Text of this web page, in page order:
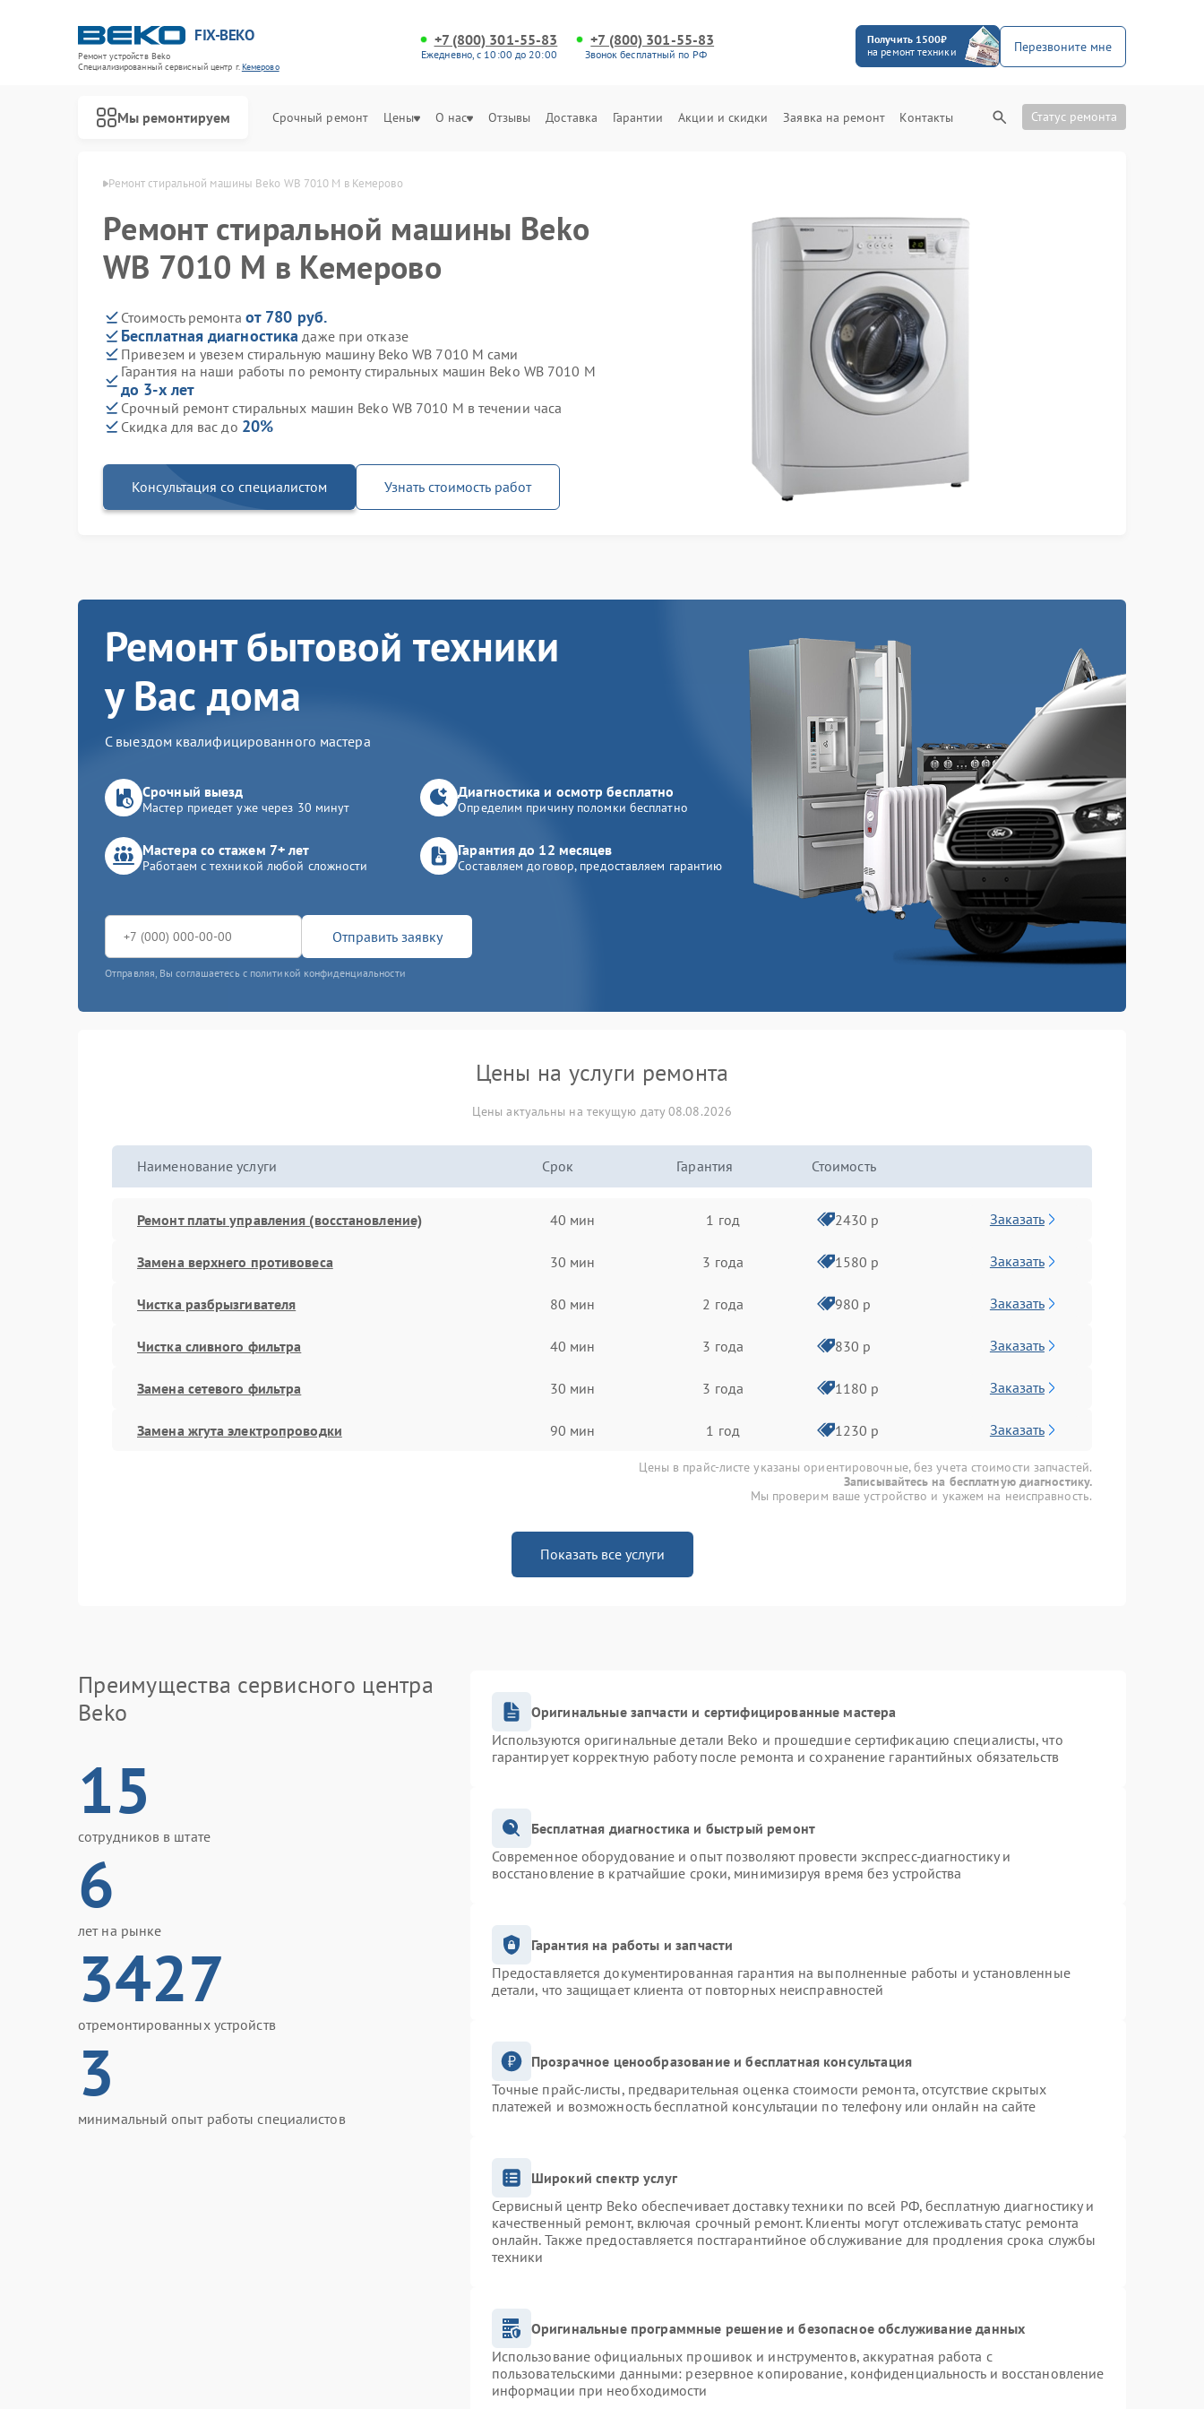
FIX-BEKO
Ремонт устройств Beko
Специализированный cервисный центр г.Кемерово
+7 (800) 301-55-83
Ежедневно, с 10:00 до 20:00
+7 (800) 301-55-83
Звонок бесплатный по РФ
Получить 1500₽
на ремонт техники
Перезвоните мне
Мы ремонтируем Срочный ремонт Цены О нас Отзывы Доставка Гарантии Акции и скидки Заявка на ремонт Контакты Статус ремонта
Ремонт стиральной машины Beko WB 7010 M в Кемерово
Ремонт стиральной машины Beko
WB 7010 M в Кемерово
Стоимость ремонта от 780 руб.
Бесплатная диагностика даже при отказе
Привезем и увезем стиральную машину Beko WB 7010 M сами
Гарантия на наши работы по ремонту стиральных машин Beko WB 7010 M
до 3-х лет
Срочный ремонт стиральных машин Beko WB 7010 M в течении часа
Скидка для вас до 20%
Консультация со специалистом Узнать стоимость работ
Ремонт бытовой техники
у Вас дома
С выездом квалифицированного мастера
Срочный выезд
Мастер приедет уже через 30 минут
Диагностика и осмотр бесплатно
Определим причину поломки бесплатно
Мастера со стажем 7+ лет
Работаем с техникой любой сложности
Гарантия до 12 месяцев
Составляем договор, предоставляем гарантию
Отправить заявку
Отправляя, Вы соглашаетесь с политикой конфиденциальности
Цены на услуги ремонта
Цены актуальны на текущую дату 08.08.2026
Наименование услуги Срок Гарантия Стоимость
Ремонт платы управления (восстановление) 40 мин 1 год 2430 р Заказать
Замена верхнего противовеса 30 мин 3 года 1580 р Заказать
Чистка разбрызгивателя 80 мин 2 года 980 р Заказать
Чистка сливного фильтра 40 мин 3 года 830 р Заказать
Замена сетевого фильтра 30 мин 3 года 1180 р Заказать
Замена жгута электропроводки 90 мин 1 год 1230 р Заказать
Цены в прайс-листе указаны ориентировочные, без учета стоимости запчастей.
Записывайтесь на бесплатную диагностику.
Мы проверим ваше устройство и укажем на неисправность.
Показать все услуги
Преимущества сервисного центра
Beko
15
сотрудников в штате
6
лет на рынке
3427
отремонтированных устройств
3
минимальный опыт работы специалистов
Оригинальные запчасти и сертифицированные мастера
Используются оригинальные детали Beko и прошедшие сертификацию специалисты, что
гарантирует корректную работу после ремонта и сохранение гарантийных обязательств
Бесплатная диагностика и быстрый ремонт
Современное оборудование и опыт позволяют провести экспресс-диагностику и
восстановление в кратчайшие сроки, минимизируя время без устройства
Гарантия на работы и запчасти
Предоставляется документированная гарантия на выполненные работы и установленные
детали, что защищает клиента от повторных неисправностей
Прозрачное ценообразование и бесплатная консультация
Точные прайс-листы, предварительная оценка стоимости ремонта, отсутствие скрытых
платежей и возможность бесплатной консультации по телефону или онлайн на сайте
Широкий спектр услуг
Сервисный центр Beko обеспечивает доставку техники по всей РФ, бесплатную диагностику и
качественный ремонт, включая срочный ремонт. Клиенты могут отслеживать статус ремонта
онлайн. Также предоставляется постгарантийное обслуживание для продления срока службы
техники
Оригинальные программные решение и безопасное обслуживание данных
Использование официальных прошивок и инструментов, аккуратная работа с
пользовательскими данными: резервное копирование, конфиденциальность и восстановление
информации при необходимости